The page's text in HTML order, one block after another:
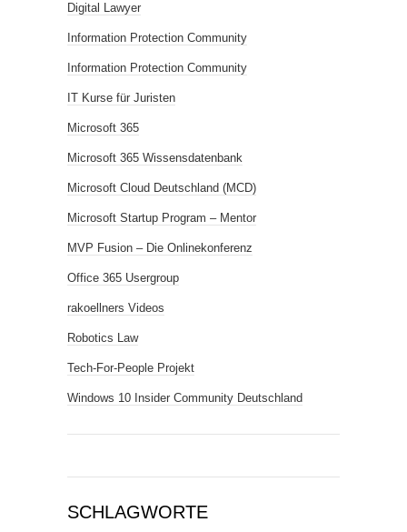
Digital Lawyer
Information Protection Community
Information Protection Community
IT Kurse für Juristen
Microsoft 365
Microsoft 365 Wissensdatenbank
Microsoft Cloud Deutschland (MCD)
Microsoft Startup Program – Mentor
MVP Fusion – Die Onlinekonferenz
Office 365 Usergroup
rakoellners Videos
Robotics Law
Tech-For-People Projekt
Windows 10 Insider Community Deutschland
SCHLAGWORTE